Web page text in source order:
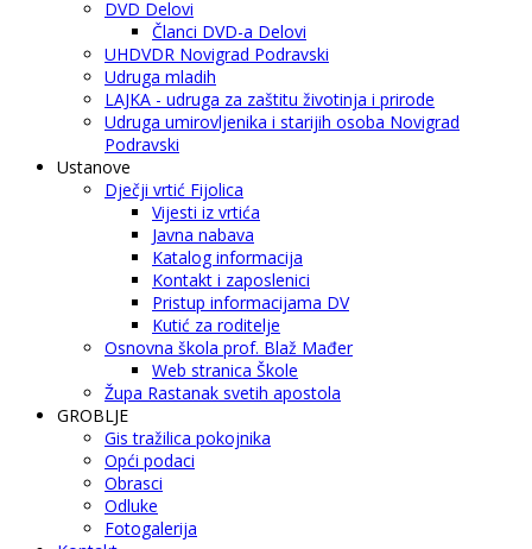
DVD Delovi
Članci DVD-a Delovi
UHDVDR Novigrad Podravski
Udruga mladih
LAJKA - udruga za zaštitu životinja i prirode
Udruga umirovljenika i starijih osoba Novigrad
Podravski
Ustanove
Dječji vrtić Fijolica
Vijesti iz vrtića
Javna nabava
Katalog informacija
Kontakt i zaposlenici
Pristup informacijama DV
Kutić za roditelje
Osnovna škola prof. Blaž Mađer
Web stranica Škole
Župa Rastanak svetih apostola
GROBLJE
Gis tražilica pokojnika
Opći podaci
Obrasci
Odluke
Fotogalerija